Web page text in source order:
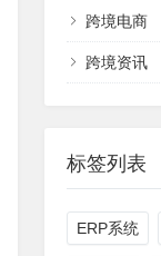
跨境电商
跨境资讯
标签列表
ERP系统